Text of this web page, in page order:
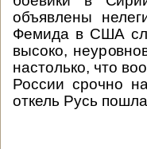
объявлены
Фемида в США
высоко,
настолько, что
России срочно
откель Русь